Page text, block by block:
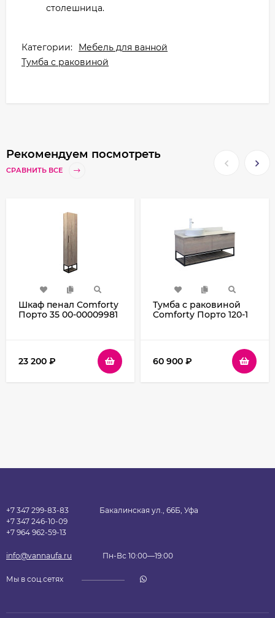
столешница.
Категории:
Мебель для ванной
Тумба с раковиной
Рекомендуем посмотреть
СРАВНИТЬ ВСЕ
Шкаф пенал Comforty
Порто 35 00-00009981
23 200 ₽
Тумба с раковиной
Comforty Порто 120-1
60 900 ₽
+7 347 299-83-83
+7 347 246-10-09
+7 964 962-59-13
Бакалинская ул., 66Б, Уфа
info@vannaufa.ru Пн-Вс 10:00—19:00
Мы в соц.сетях